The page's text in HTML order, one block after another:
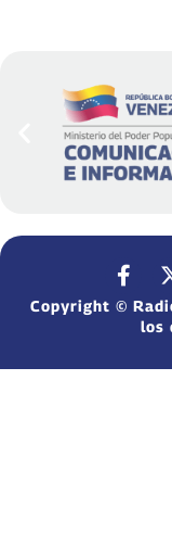
Copyright ©
los